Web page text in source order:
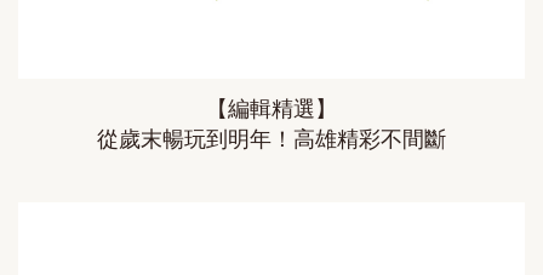
【編輯精選】
從歲末暢玩到明年！高雄精彩不間斷